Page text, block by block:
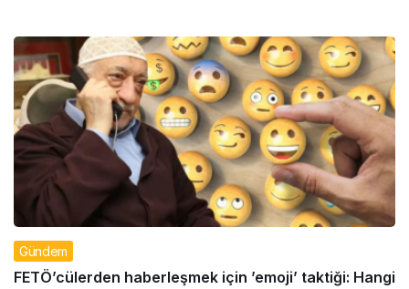
Gündem
FETÖ’cülerden haberleşmek için ’emoji’ taktiği: Hangi